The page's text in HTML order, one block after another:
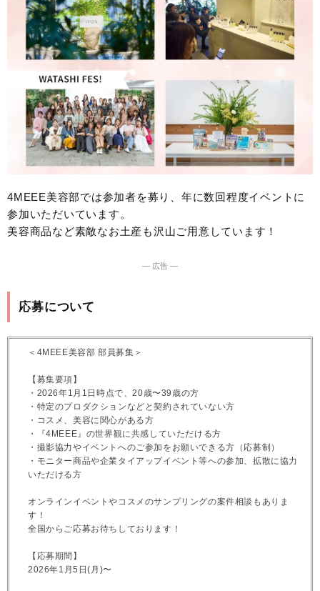
4MEEE美容部では参加者を募り、年に数回程度イベントに
参加いただいています。
美容商品など素敵なお土産も沢山ご用意しています！
― 広告 ―
応募について
＜4MEEE美容部 部員募集＞
【募集要項】
・2026年1月1日時点で、20歳〜39歳の方
・特定のプロダクションなどと契約されていない方
・コスメ、美容に関心がある方
・『4MEEE』の世界観に共感していただける方
・撮影協力やイベントへのご参加をお願いできる方（応募制）
・モニター商品や企業タイアップイベント等への参加、拡散に協力
いただける方
オンラインイベントやコスメのサンプリングの案件相談もありま
す！
全国からご応募お待ちしております！
【応募期間】
2026年1月5日(月)〜